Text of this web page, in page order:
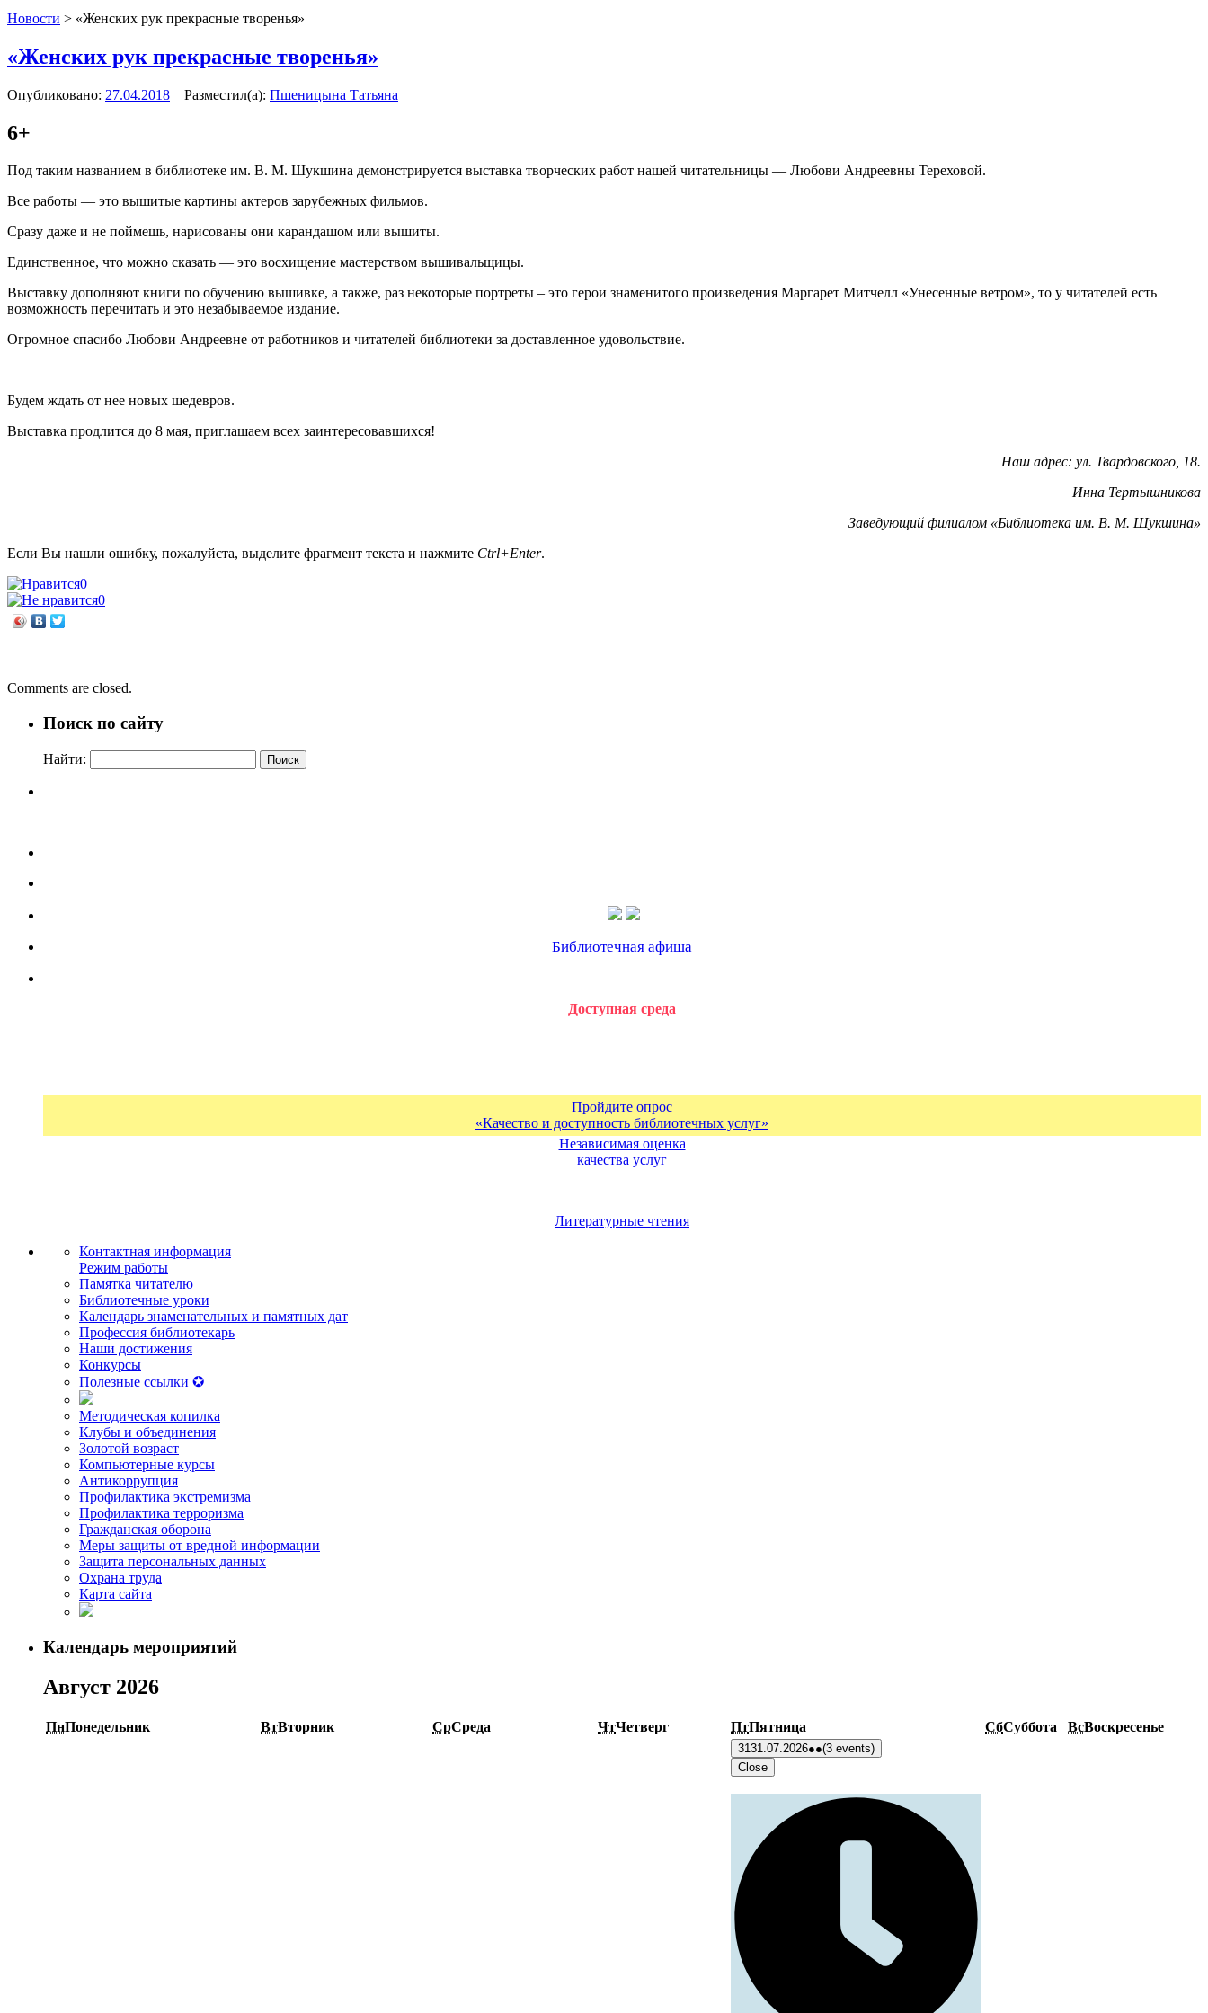
Новости > «Женских рук прекрасные творенья»
«Женских рук прекрасные творенья»
Опубликовано: 27.04.2018 Разместил(а): Пшеницына Татьяна
6+
Под таким названием в библиотеке им. В. М. Шукшина демонстрируется выставка творческих работ нашей читательницы — Любови Андреевны Тереховой.
Все работы — это вышитые картины актеров зарубежных фильмов.
Сразу даже и не поймешь, нарисованы они карандашом или вышиты.
Единственное, что можно сказать — это восхищение мастерством вышивальщицы.
Выставку дополняют книги по обучению вышивке, а также, раз некоторые портреты – это герои знаменитого произведения Маргарет Митчелл «Унесенные ветром», то у читателей есть
возможность перечитать и это незабываемое издание.
Огромное спасибо Любови Андреевне от работников и читателей библиотеки за доставленное удовольствие.
Будем ждать от нее новых шедевров.
Выставка продлится до 8 мая, приглашаем всех заинтересовавшихся!
Наш адрес: ул. Твардовского, 18.
Инна Тертышникова
Заведующий филиалом «Библиотека им. В. М. Шукшина»
Если Вы нашли ошибку, пожалуйста, выделите фрагмент текста и нажмите Ctrl+Enter.
0
0
Comments are closed.
Поиск по сайту
Найти:
Библиотечная афиша
Доступная среда
Пройдите опрос
«Качество и доступность библиотечных услуг»
Независимая оценка
качества услуг
Литературные чтения
Контактная информация
Режим работы
Памятка читателю
Библиотечные уроки
Календарь знаменательных и памятных дат
Профессия библиотекарь
Наши достижения
Конкурсы
Полезные ссылки ✪
Методическая копилка
Клубы и объединения
Золотой возраст
Компьютерные курсы
Антикоррупция
Профилактика экстремизма
Профилактика терроризма
Гражданская оборона
Меры защиты от вредной информации
Защита персональных данных
Охрана труда
Карта сайта
Календарь мероприятий
Август 2026
ПнПонедельник ВтВторник СрСреда ЧтЧетверг ПтПятница СбСуббота ВсВоскресенье
3131.07.2026●●(3 events)
Close